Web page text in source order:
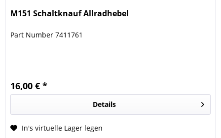
M151 Schaltknauf Allradhebel
Part Number 7411761
16,00 € *
Details
In's virtuelle Lager legen